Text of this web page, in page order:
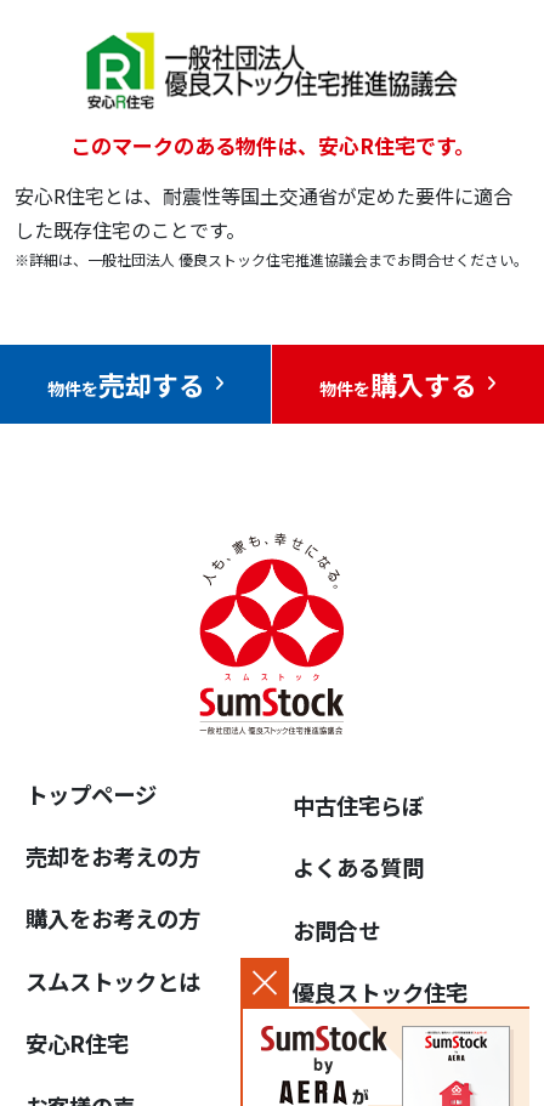
このマークのある物件は、安心R住宅です。
安心R住宅とは、耐震性等国土交通省が定めた要件に適合
した既存住宅のことです。
※詳細は、一般社団法人 優良ストック住宅推進協議会までお問合せください。
物件を売却する 物件を購入する
トップページ
売却をお考えの方
購入をお考えの方
スムストックとは
安心R住宅
中古住宅らぼ
よくある質問
お問合せ
優良ストック住宅
推進協議会について
個人情報保護方針